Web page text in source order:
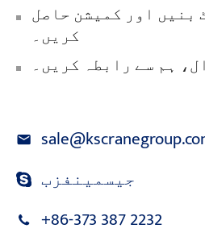
بنیں اور کمیشن حاصل
کریں۔
ہم سے رابطہ کریں۔
جیسمینفزب
+86-373 387 2232